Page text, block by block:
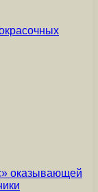
оказывающей